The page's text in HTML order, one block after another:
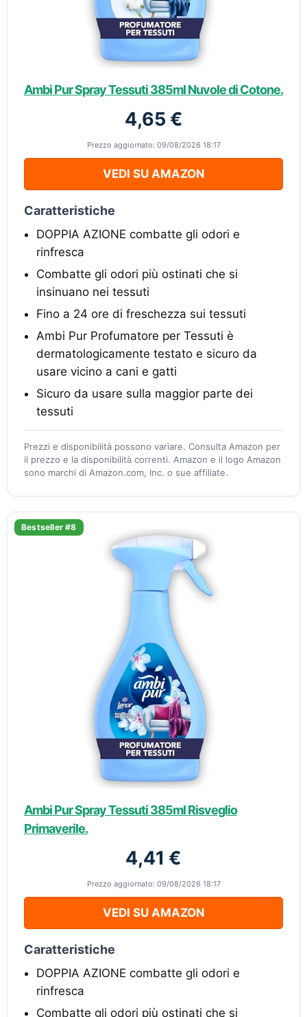
Ambi Pur Spray Tessuti 385ml Nuvole di Cotone.
4,65 €
Prezzo aggiornato: 09/08/2026 18:17
VEDI SU AMAZON
Caratteristiche
DOPPIA AZIONE combatte gli odori e
rinfresca
Combatte gli odori più ostinati che si
insinuano nei tessuti
Fino a 24 ore di freschezza sui tessuti
Ambi Pur Profumatore per Tessuti è
dermatologicamente testato e sicuro da
usare vicino a cani e gatti
Sicuro da usare sulla maggior parte dei
tessuti
Prezzi e disponibilità possono variare. Consulta Amazon per
il prezzo e la disponibilità correnti. Amazon e il logo Amazon
sono marchi di Amazon.com, Inc. o sue affiliate.
Bestseller #8
Ambi Pur Spray Tessuti 385ml Risveglio
Primaverile.
4,41 €
Prezzo aggiornato: 09/08/2026 18:17
VEDI SU AMAZON
Caratteristiche
DOPPIA AZIONE combatte gli odori e
rinfresca
Combatte gli odori più ostinati che si